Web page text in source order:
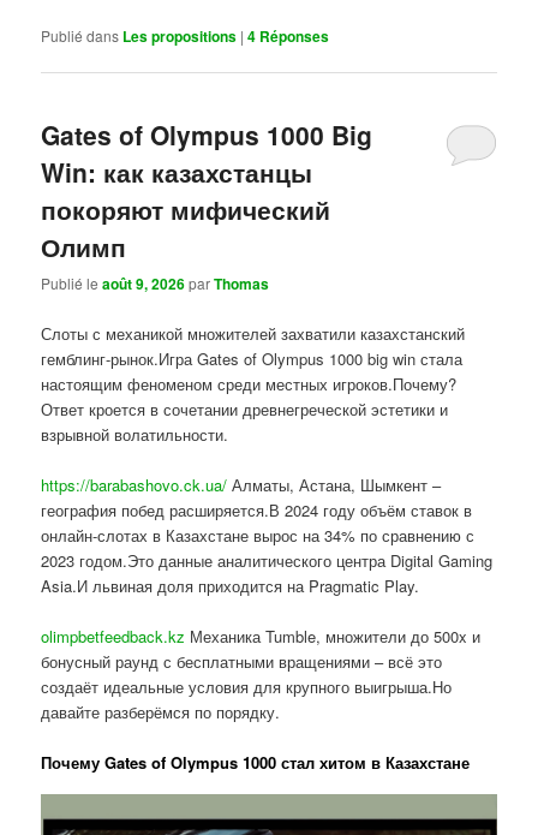
Publié dans Les propositions |4 Réponses
Gates of Olympus 1000 Big
Win: как казахстанцы
покоряют мифический
Олимп
Publié leaoût 9, 2026parThomas
Слоты с механикой множителей захватили казахстанский
гемблинг-рынок.Игра Gates of Olympus 1000 big win стала
настоящим феноменом среди местных игроков.Почему?
Ответ кроется в сочетании древнегреческой эстетики и
взрывной волатильности.
https://barabashovo.ck.ua/ Алматы, Астана, Шымкент –
география побед расширяется.В 2024 году объём ставок в
онлайн-слотах в Казахстане вырос на 34% по сравнению с
2023 годом.Это данные аналитического центра Digital Gaming
Asia.И львиная доля приходится на Pragmatic Play.
olimpbetfeedback.kz Механика Tumble, множители до 500x и
бонусный раунд с бесплатными вращениями – всё это
создаёт идеальные условия для крупного выигрыша.Но
давайте разберёмся по порядку.
Почему Gates of Olympus 1000 стал хитом в Казахстане